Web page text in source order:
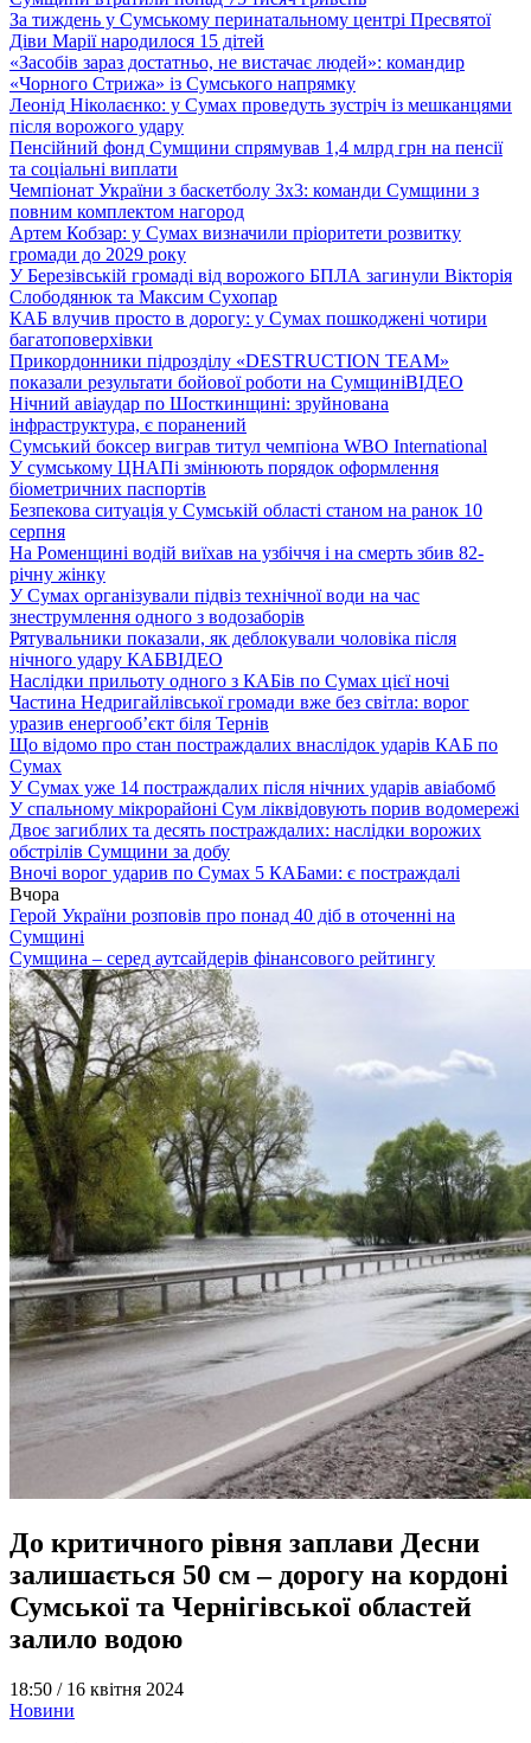
За тиждень у Сумському перинатальному центрі Пресвятої
Діви Марії народилося 15 дітей
«Засобів зараз достатньо, не вистачає людей»: командир
«Чорного Стрижа» із Сумського напрямку
Леонід Ніколаєнко: у Сумах проведуть зустріч із мешканцями
після ворожого удару
Пенсійний фонд Сумщини спрямував 1,4 млрд грн на пенсії
та соціальні виплати
Чемпіонат України з баскетболу 3х3: команди Сумщини з
повним комплектом нагород
Артем Кобзар: у Сумах визначили пріоритети розвитку
громади до 2029 року
У Березівській громаді від ворожого БПЛА загинули Вікторія
Слободянюк та Максим Сухопар
КАБ влучив просто в дорогу: у Сумах пошкоджені чотири
багатоповерхівки
Прикордонники підрозділу «DESTRUCTION TEAM»
показали результати бойової роботи на СумщиніВІДЕО
Нічний авіаудар по Шосткинщині: зруйнована
інфраструктура, є поранений
Сумський боксер виграв титул чемпіона WBO International
У сумському ЦНАПі змінюють порядок оформлення
біометричних паспортів
Безпекова ситуація у Сумській області станом на ранок 10
серпня
На Роменщині водій виїхав на узбіччя і на смерть збив 82-
річну жінку
У Сумах організували підвіз технічної води на час
знеструмлення одного з водозаборів
Рятувальники показали, як деблокували чоловіка після
нічного удару КАБВІДЕО
Наслідки прильоту одного з КАБів по Сумах цієї ночі
Частина Недригайлівської громади вже без світла: ворог
уразив енергооб’єкт біля Тернів
Що відомо про стан постраждалих внаслідок ударів КАБ по
Сумах
У Сумах уже 14 постраждалих після нічних ударів авіабомб
У спальному мікрорайоні Сум ліквідовують порив водомережі
Двоє загиблих та десять постраждалих: наслідки ворожих
обстрілів Сумщини за добу
Вночі ворог ударив по Сумах 5 КАБами: є постраждалі
Вчора
Герой України розповів про понад 40 діб в оточенні на
Сумщині
Сумщина – серед аутсайдерів фінансового рейтингу
До критичного рівня заплави Десни
залишається 50 см – дорогу на кордоні
Сумської та Чернігівської областей
залило водою
18:50 / 16 квітня 2024
Новини